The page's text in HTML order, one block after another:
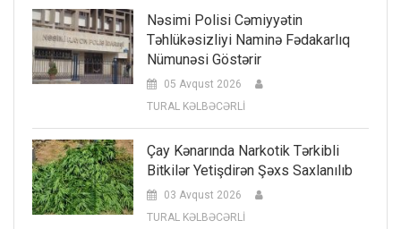
Nəsimi Polisi Cəmiyyətin
Təhlükəsizliyi Naminə Fədakarlıq
Nümunəsi Göstərir
05 Avqust 2026
TURAL KƏLBƏCƏRLİ
Çay Kənarında Narkotik Tərkibli
Bitkilər Yetişdirən Şəxs Saxlanılıb
03 Avqust 2026
TURAL KƏLBƏCƏRLİ